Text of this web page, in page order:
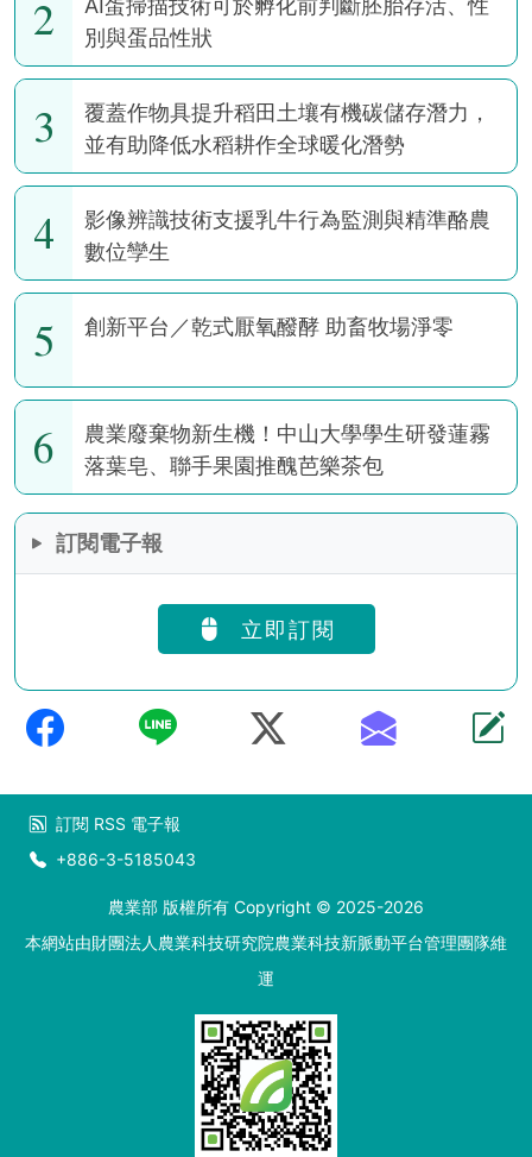
2
AI蛋掃描技術可於孵化前判斷胚胎存活、性
別與蛋品性狀
3
覆蓋作物具提升稻田土壤有機碳儲存潛力，
並有助降低水稻耕作全球暖化潛勢
4
影像辨識技術支援乳牛行為監測與精準酪農
數位孿生
5 創新平台／乾式厭氧醱酵 助畜牧場淨零
6
農業廢棄物新生機！中山大學學生研發蓮霧
落葉皂、聯手果園推醜芭樂茶包
訂閱電子報
立即訂閱
訂閱 RSS 電子報
+886-3-5185043
農業部 版權所有 Copyright © 2025-2026
本網站由財團法人農業科技研究院農業科技新脈動平台管理團隊維
運